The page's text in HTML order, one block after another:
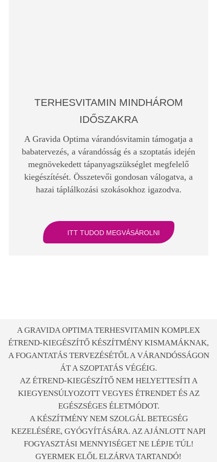
TERHESVITAMIN MINDHÁROM
IDŐSZAKRA
A Gravida Optima várandósvitamin támogatja a
babatervezés, a várandósság és a szoptatás idején
megnövekedett tápanyagszükséglet megfelelő
kiegészítését. Összetevői gondosan válogatva, a
hazai táplálkozási szokásokhoz igazodva.
ITT TUDOD MEGVÁSÁROLNI
A GRAVIDA OPTIMA TERHESVITAMIN KOMPLEX
ÉTREND-KIEGÉSZÍTŐ KÉSZÍTMÉNY KISMAMÁKNAK,
A FOGANTATÁS TERVEZÉSÉTŐL A VÁRANDÓSSÁGON
ÁT A SZOPTATÁS VÉGÉIG.
AZ ÉTREND-KIEGÉSZÍTŐ NEM HELYETTESÍTI A
KIEGYENSÚLYOZOTT VEGYES ÉTRENDET ÉS AZ
EGÉSZSÉGES ÉLETMÓDOT.
A KÉSZÍTMÉNY NEM SZOLGÁL BETEGSÉG
KEZELÉSÉRE, GYÓGYÍTÁSÁRA. AZ AJÁNLOTT NAPI
FOGYASZTÁSI MENNYISÉGET NE LÉPJE TÚL!
GYERMEK ELŐL ELZÁRVA TARTANDÓ!